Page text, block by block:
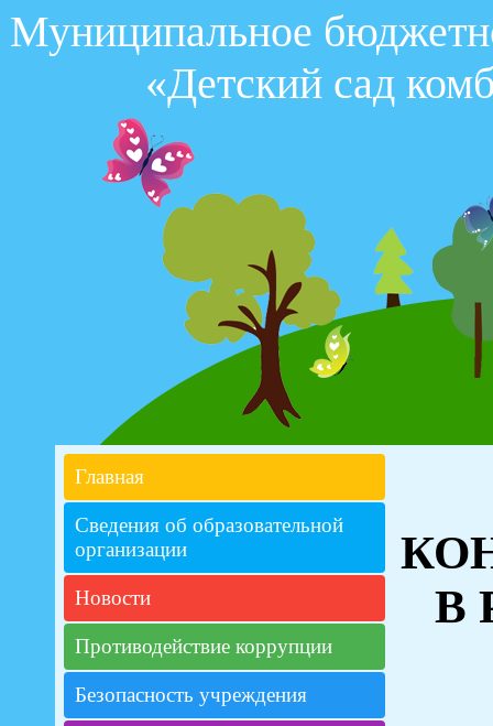
Муниципальное
«Детский сад
Главная
Сведения об образовательной
организации
Новости
Противодействие коррупции
Безопасность учреждения
В